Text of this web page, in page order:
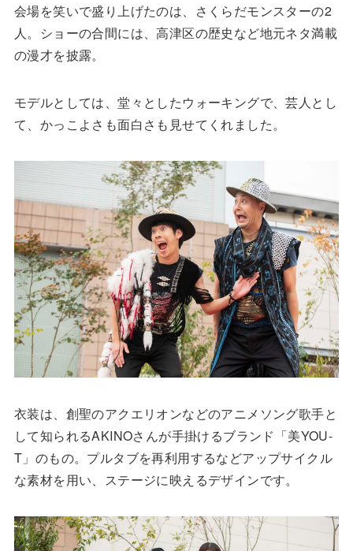
会場を笑いで盛り上げたのは、さくらだモンスターの2
人。ショーの合間には、高津区の歴史など地元ネタ満載
の漫才を披露。
モデルとしては、堂々としたウォーキングで、芸人とし
て、かっこよさも面白さも見せてくれました。
衣装は、創聖のアクエリオンなどのアニメソング歌手と
して知られるAKINOさんが手掛けるブランド「美YOU-
T」のもの。プルタブを再利用するなどアップサイクル
な素材を用い、ステージに映えるデザインです。